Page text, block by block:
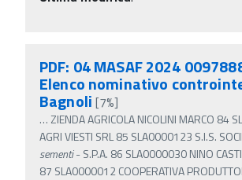
PDF: 04 MASAF 2024
Elenco nominativo
Bagnoli [7%]
… ZIENDA AGRICOLA NICOLINI MARCO 84
AGRI VIESTI SRL 85 SLA0000123 S.I.S.
sementi- S.P.A. 86 SLA0000030 NINO
87 SLA0000012 COOPERATIVA